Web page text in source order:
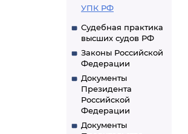
УПК РФ
Судебная практика
высших судов РФ
Законы Российской
Федерации
Документы
Президента
Российской
Федерации
Документы